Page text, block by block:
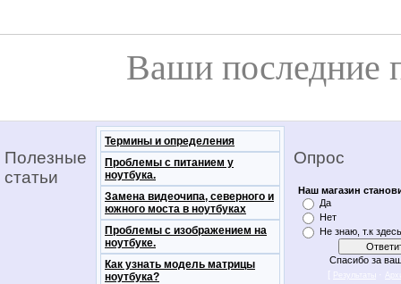
Ваши последние
Полезные
статьи
Термины и определения
Проблемы с питанием у
ноутбука.
Замена видеочипа, северного и
южного моста в ноутбуках
Проблемы с изображением на
ноутбуке.
Как узнать модель матрицы
ноутбука?
Опрос
Наш магазин
Да
Нет
Не знаю, т.к
Спасибо за